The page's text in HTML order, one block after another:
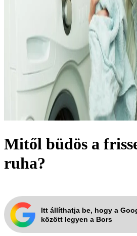
Mitől büdös a
ruha?
Itt állíthatja be, hogy a
között legyen a Bors